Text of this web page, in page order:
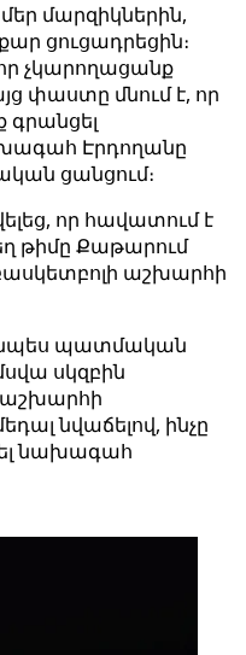
մարզիկներին,
ցուցադրեցին։
չկարողացանք
փաստը մնում է, որ
գրանցել
Էրդողանը
ցանցում։
որ հավատում է
թիմը Քաթարում
աշխարհի
պատմական
սկզբին
աշխարհի
նվաճելով, ինչը
նախագահ